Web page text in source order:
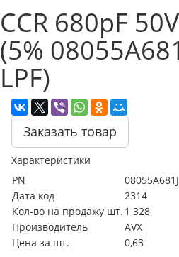
CCR 680pF
(5%
LPF)
Заказать товар
Характеристики
PN
Дата код
2314
Кол-во на продажу шт. 1 328
Производитель
AVX
Цена за шт.
0,63